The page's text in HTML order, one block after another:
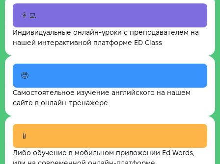
👩‍💻
Индивидуальные онлайн-уроки с преподавателем на
нашей интерактивной платформе ED Class
🤓
Самостоятельное изучение английского на нашем
сайте в онлайн-тренажере
📱
Либо обучение в мобильном приложении Ed Words,